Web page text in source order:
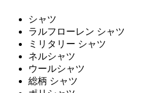
シャツ
ラルフローレン シャツ
ミリタリー シャツ
ネルシャツ
ウールシャツ
総柄 シャツ